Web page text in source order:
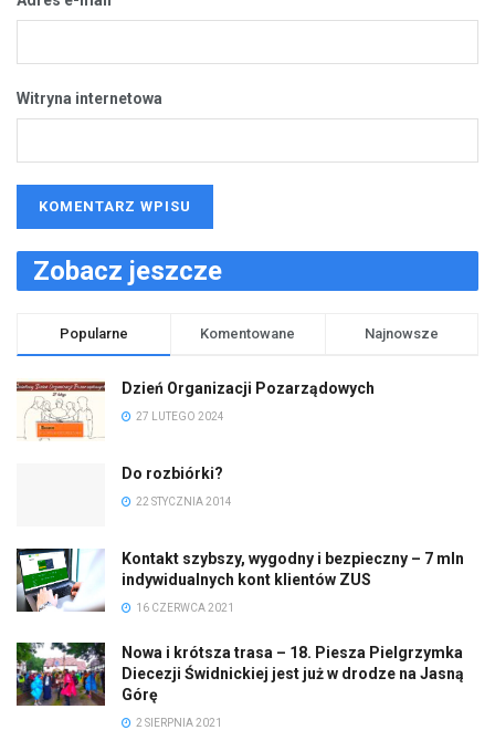
Witryna internetowa
Zobacz jeszcze
Popularne Komentowane Najnowsze
Dzień Organizacji Pozarządowych
27 LUTEGO 2024
Do rozbiórki?
22 STYCZNIA 2014
Kontakt szybszy, wygodny i bezpieczny – 7 mln
indywidualnych kont klientów ZUS
16 CZERWCA 2021
Nowa i krótsza trasa – 18. Piesza Pielgrzymka
Diecezji Świdnickiej jest już w drodze na Jasną
Górę
2 SIERPNIA 2021